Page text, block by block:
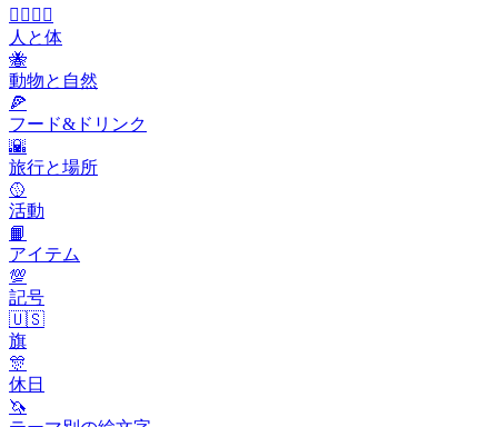
👩‍❤️‍💋‍👨
人と体
🐝
動物と自然
🍕
フード&ドリンク
🌇
旅行と場所
🥎
活動
📙
アイテム
💯
記号
🇺🇸
旗
🎊
休日
🦄